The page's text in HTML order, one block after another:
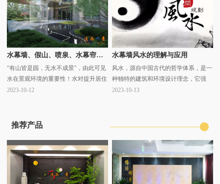
水幕墙、假山、喷泉、水幕帘等水景水系在景观环境中的重要性！
“有山皆是园，无水不成景"，由此可见
水在景观环境的重要性！水对提升居住
品质作用非浅，适当的水景构造如：园
2023-10-12
水幕墙风水的理解与应用
风水，源自中国古代的哲学体系，是一
种独特的建筑和环境设计理念，它强
调"气"的流动和分布，以及人与自然环
2023-10-13
推荐产品